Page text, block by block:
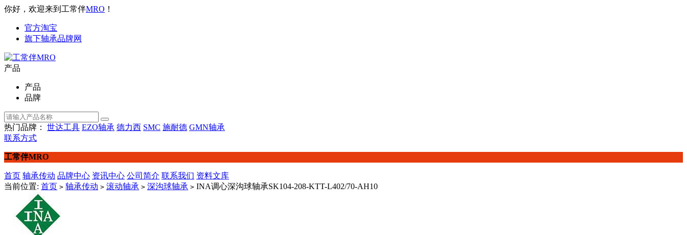
你好，欢迎来到工常伴MRO ！
官方淘宝
旗下轴承品牌网
产品
产品
品牌
热门品牌： 世达工具 EZO轴承 德力西 SMC 施耐德 GMN轴承
联系方式
工常伴MRO
首页 轴承传动 品牌中心 资讯中心 公司简介 联系我们 资料文库
当前位置: 首页 > 轴承传动 > 滚动轴承 > 深沟球轴承 > INA调心深沟球轴承SK104-208-KTT-L402/70-AH10